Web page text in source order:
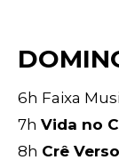
6h Faixa
7h Vida no
8h Crê Verso